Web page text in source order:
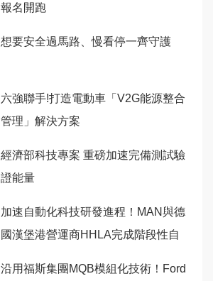
報名開跑
想要安全過馬路、慢看停一齊守護
六強聯手!打造電動車「V2G能源整合
管理」解決方案
經濟部科技專案 重磅加速完備測試驗
證能量
加速自動化科技研發進程！MAN與德
國漢堡港營運商HHLA完成階段性自
沿用福斯集團MQB模組化技術！Ford